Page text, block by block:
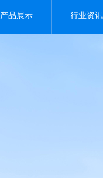
产品展示 行业资讯